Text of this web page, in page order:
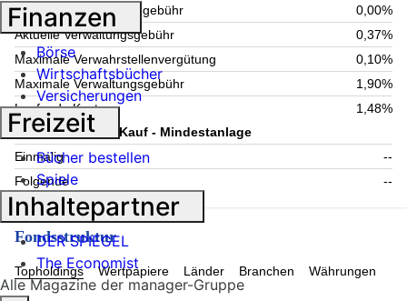
Maximale Rücknahmegebühr
0,00%
Aktuelle Verwaltungsgebühr
0,37%
Maximale Verwahrstellenvergütung
0,10%
Maximale Verwaltungsgebühr
1,90%
Laufende Kosten
1,48%
Information zum Kauf - Mindestanlage
Einmalig
--
Folgende
--
Fondsstruktur
Topholdings Wertpapiere Länder Branchen Währungen
Finanzen
Börse
Wirtschaftsbücher
Versicherungen
Freizeit
Bücher bestellen
Spiele
Inhaltepartner
DER SPIEGEL
The Economist
Alle Magazine der manager-Gruppe